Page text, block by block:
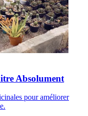
Absolument
pour améliorer